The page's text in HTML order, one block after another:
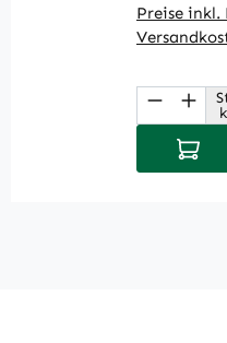
Preise inkl.
k
In